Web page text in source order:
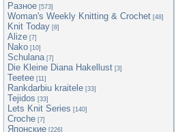
Разное [573]
Woman's Weekly Knitting & Crochet [48]
Knit Today [8]
Alize [7]
Nako [10]
Schulana [7]
Die Kleine Diana Hakellust [3]
Teetee [11]
Rankdarbiu kraitele [33]
Tejidos [33]
Lets Knit Series [140]
Croche [7]
Японские [226]